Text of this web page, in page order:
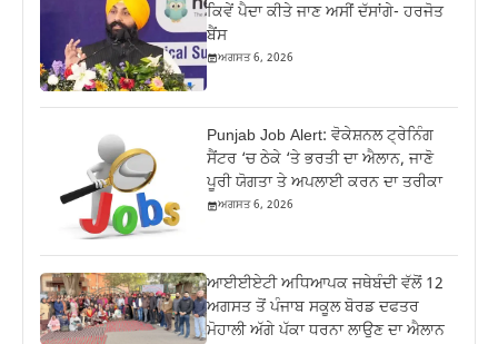
ਕਿਵੇਂ ਪੈਦਾ ਕੀਤੇ ਜਾਣ ਅਸੀਂ ਦੱਸਾਂਗੇ- ਹਰਜੋਤ
ਬੈਂਸ
ਅਗਸਤ 6, 2026
Punjab Job Alert: ਵੋਕੇਸ਼ਨਲ ਟ੍ਰੇਨਿੰਗ
ਸੈਂਟਰ ‘ਚ ਠੇਕੇ ‘ਤੇ ਭਰਤੀ ਦਾ ਐਲਾਨ, ਜਾਣੋ
ਪੂਰੀ ਯੋਗਤਾ ਤੇ ਅਪਲਾਈ ਕਰਨ ਦਾ ਤਰੀਕਾ
ਅਗਸਤ 6, 2026
ਆਈਈਏਟੀ ਅਧਿਆਪਕ ਜਥੇਬੰਦੀ ਵੱਲੋਂ 12
ਅਗਸਤ ਤੋਂ ਪੰਜਾਬ ਸਕੂਲ ਬੋਰਡ ਦਫਤਰ
ਮੋਹਾਲੀ ਅੱਗੇ ਪੱਕਾ ਧਰਨਾ ਲਾਉਣ ਦਾ ਐਲਾਨ